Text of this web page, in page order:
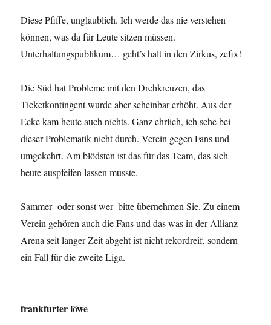
Diese Pfiffe, unglaublich. Ich werde das nie verstehen
können, was da für Leute sitzen müssen.
Unterhaltungspublikum… geht’s halt in den Zirkus, zefix!
Die Süd hat Probleme mit den Drehkreuzen, das
Ticketkontingent wurde aber scheinbar erhöht. Aus der
Ecke kam heute auch nichts. Ganz ehrlich, ich sehe bei
dieser Problematik nicht durch. Verein gegen Fans und
umgekehrt. Am blödsten ist das für das Team, das sich
heute auspfeifen lassen musste.
Sammer -oder sonst wer- bitte übernehmen Sie. Zu einem
Verein gehören auch die Fans und das was in der Allianz
Arena seit langer Zeit abgeht ist nicht rekordreif, sondern
ein Fall für die zweite Liga.
frankfurter löwe